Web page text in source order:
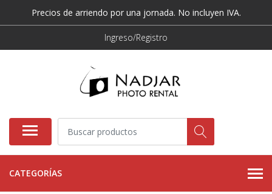
Precios de arriendo por una jornada. No incluyen IVA.
Ingreso/Registro
CATEGORÍAS